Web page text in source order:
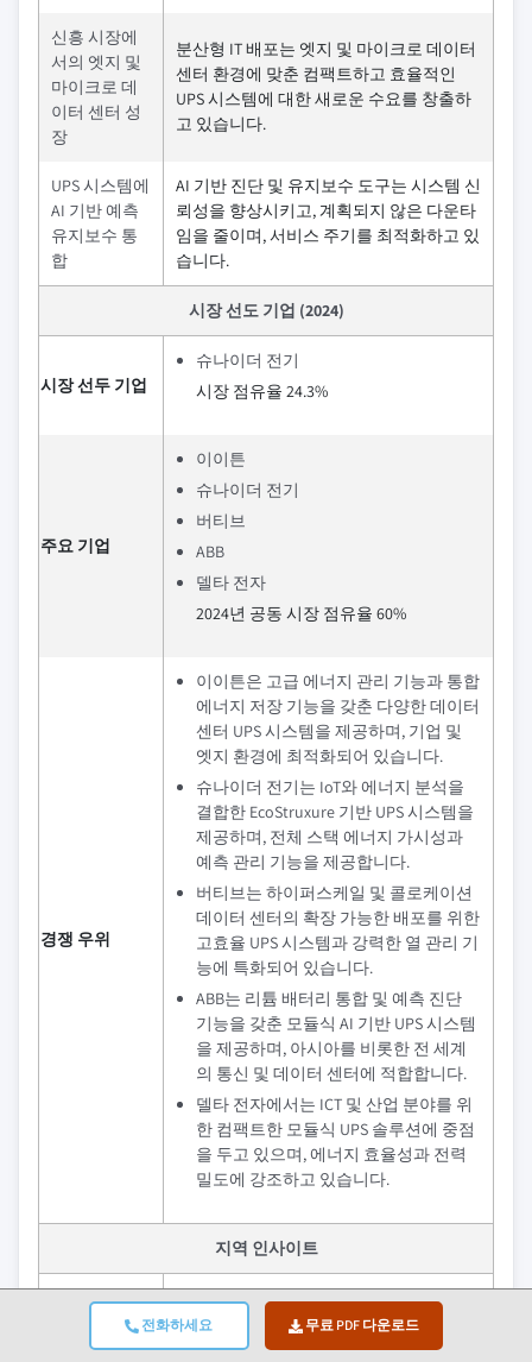
전화하세요 무료 PDF 다운로드
신흥 시장에
서의 엣지 및
마이크로 데
이터 센터 성
장
분산형 IT 배포는 엣지 및 마이크로 데이터
센터 환경에 맞춘 컴팩트하고 효율적인
UPS 시스템에 대한 새로운 수요를 창출하
고 있습니다.
UPS 시스템에
AI 기반 예측
유지보수 통
합
AI 기반 진단 및 유지보수 도구는 시스템 신
뢰성을 향상시키고, 계획되지 않은 다운타
임을 줄이며, 서비스 주기를 최적화하고 있
습니다.
시장 선도 기업 (2024)
시장 선두 기업
슈나이더 전기
시장 점유율 24.3%
주요 기업
이이튼
슈나이더 전기
버티브
ABB
델타 전자
2024년 공동 시장 점유율 60%
경쟁 우위
이이튼은 고급 에너지 관리 기능과 통합
에너지 저장 기능을 갖춘 다양한 데이터
센터 UPS 시스템을 제공하며, 기업 및
엣지 환경에 최적화되어 있습니다.
슈나이더 전기는 IoT와 에너지 분석을
결합한 EcoStruxure 기반 UPS 시스템을
제공하며, 전체 스택 에너지 가시성과
예측 관리 기능을 제공합니다.
버티브는 하이퍼스케일 및 콜로케이션
데이터 센터의 확장 가능한 배포를 위한
고효율 UPS 시스템과 강력한 열 관리 기
능에 특화되어 있습니다.
ABB는 리튬 배터리 통합 및 예측 진단
기능을 갖춘 모듈식 AI 기반 UPS 시스템
을 제공하며, 아시아를 비롯한 전 세계
의 통신 및 데이터 센터에 적합합니다.
델타 전자에서는 ICT 및 산업 분야를 위
한 컴팩트한 모듈식 UPS 솔루션에 중점
을 두고 있으며, 에너지 효율성과 전력
밀도에 강조하고 있습니다.
지역 인사이트
가장 큰 시장 북아메리카
가장 빠르게